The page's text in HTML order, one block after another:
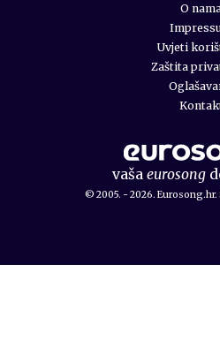
vaša eurosong
© 2005. - 2026. Eurosong.hr.
O
Uvjeti
Zaštita